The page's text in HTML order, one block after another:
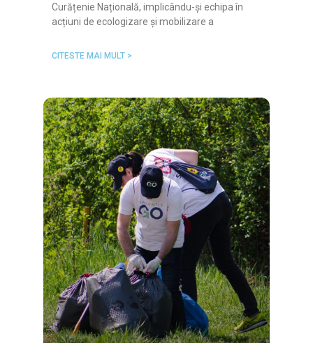
Curățenie Națională, implicându-și echipa în
acțiuni de ecologizare și mobilizare a
CITESTE MAI MULT >